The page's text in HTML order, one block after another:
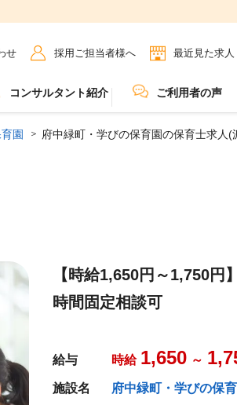
せ 採用ご担当者様へ 最近見た求人
コンサルタント紹介 ご利用者の声
園 府中緑町・学びの保育園の保育士求人(
【時給1,650円～1,750
時間固定相談可
給与 時給 1,650 ～
施設名
府中緑町・学びの保